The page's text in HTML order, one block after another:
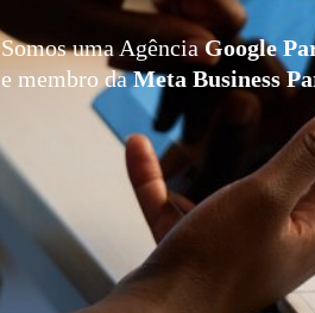
Somos uma AgênciaGoogle
e membro daMeta Business